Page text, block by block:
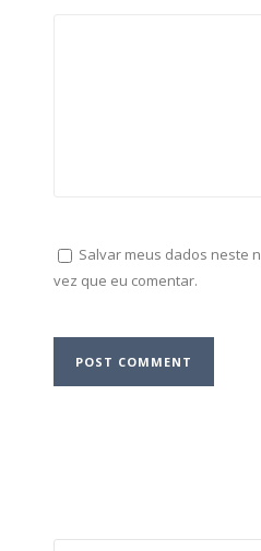
Salvar meus dados neste
vez que eu comentar.